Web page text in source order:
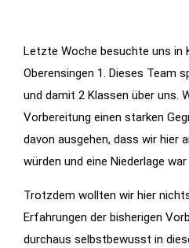
Letzte Woche besuchte uns in
Oberensingen 1. Dieses Team
und damit 2 Klassen über uns.
Vorbereitung einen starken
davon ausgehen, dass wir hier
würden und eine Niederlage
Trotzdem wollten wir hier
Erfahrungen der bisherigen
durchaus selbstbewusst in
Notwendig
Diese
Cookies
die
Funktionalität
der Website